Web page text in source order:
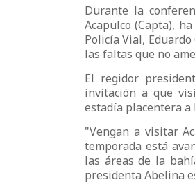
Durante la
Acapulco (Capta),
Policía Vial,
las faltas que no
El regidor
invitación a que
estadía placentera a
"Vengan a visitar
temporada está
las áreas de la
presidenta Abelina